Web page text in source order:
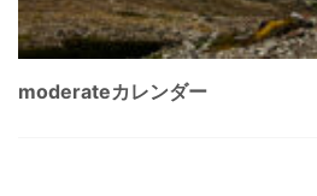
moderateカレンダー